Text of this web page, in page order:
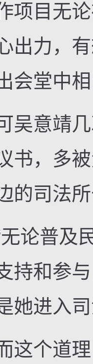
项目无
出力，
会堂中
意靖几
书，多
的司法
普及民
持和参
她进入
个道理